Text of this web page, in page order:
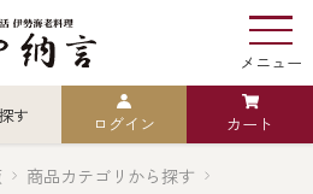
メニュー
言の お食い初め
す ログイン カート
商品カテゴリから探す